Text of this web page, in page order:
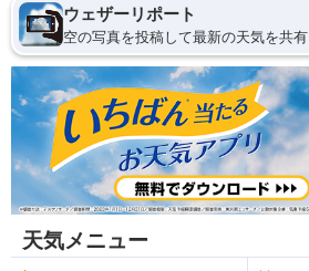
ウェザーリポート
空の写真を投稿して最新の天気を共有
天気メニュー